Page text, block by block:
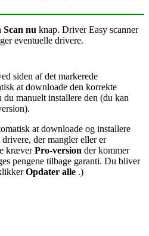
Scan nu knap. Driver Easy scanner
eventuelle drivere.
siden af ​​det markerede
at downloade den korrekte
du manuelt installere den (du kan
at downloade og installere
der mangler eller er
kræverPro-version der kommer
pengene tilbage garanti. Du bliver
Opdater alle .)